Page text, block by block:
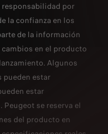
responsabilidad por
la confianza en los
de la información
en el producto
Algunos
pueden estar
estar
se reserva el
del producto en